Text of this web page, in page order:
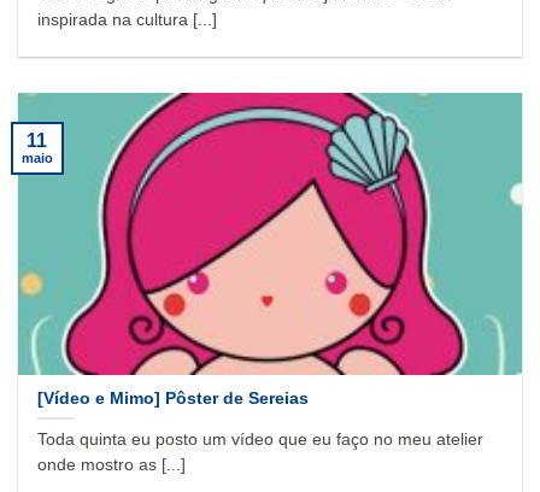
inspirada na cultura [...]
[Vídeo e Mimo] Pôster de Sereias
Toda quinta eu posto um vídeo que eu faço no meu atelier
onde mostro as [...]
11
maio